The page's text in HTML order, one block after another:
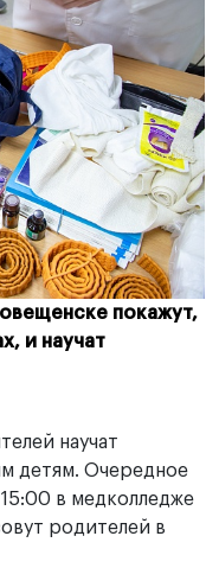
покажут,
и научат
научат
детям. Очередное
в медколледже
родителей в